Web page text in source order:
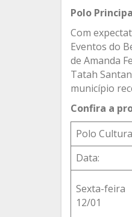
Polo
Com
Eventos do
de Amanda
Tatah
município
Confira a
Polo
Data:
Sexta-feira
12/01